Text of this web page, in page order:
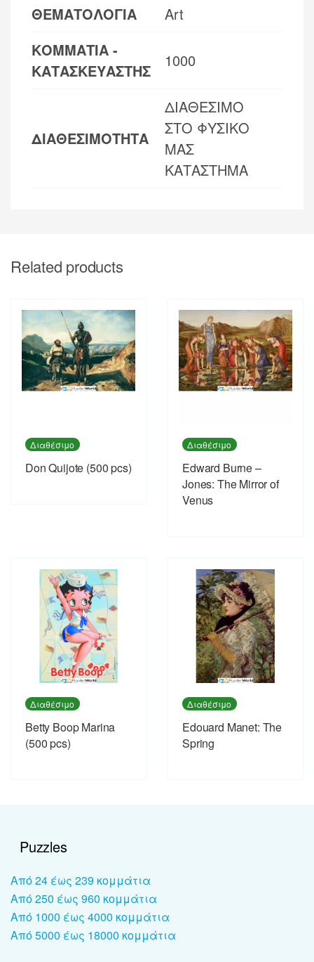
ΘΕΜΑΤΟΛΟΓΙΑ
Art
ΚΟΜΜΑΤΙΑ -
ΚΑΤΑΣΚΕΥΑΣΤΗΣ
1000
ΔΙΑΘΕΣΙΜΟΤΗΤΑ
ΔΙΑΘΕΣΙΜΟ
ΣΤΟ ΦΥΣΙΚΟ
ΜΑΣ
ΚΑΤΑΣΤΗΜΑ
Related products
Διαθέσιμο
Don Quijote (500 pcs)
Διαθέσιμο
Edward Burne –
Jones: The Mirror of
Venus
Διαθέσιμο
Betty Boop Marina
(500 pcs)
Διαθέσιμο
Εdouard Manet: The
Spring
Puzzles
Από 24 έως 239 κομμάτια
Από 250 έως 960 κομμάτια
Από 1000 έως 4000 κομμάτια
Από 5000 έως 18000 κομμάτια